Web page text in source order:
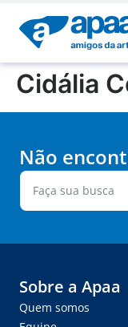
Cidália
Não
Sobre a Apaa
Quem somos